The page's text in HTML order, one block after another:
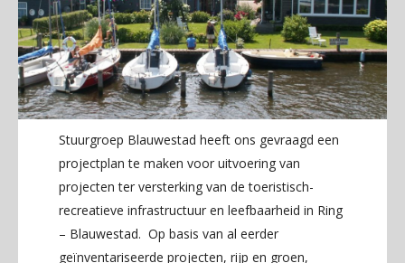
Stuurgroep Blauwestad heeft ons gevraagd een
projectplan te maken voor uitvoering van
projecten ter versterking van de toeristisch-
recreatieve infrastructuur en leefbaarheid in Ring
– Blauwestad. Op basis van al eerder
geïnventariseerde projecten, rijp en groen,